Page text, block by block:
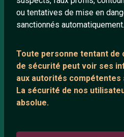
ou tentatives de mise en
sanctionnés automatiquement.
Toute personne tentant
de sécurité peut voir ses
aux autorités compétentes
La sécurité de nos
absolue.
Playlists YouTube
ANNEXE
Network IRC
Support IRC